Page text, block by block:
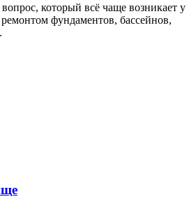
который всё чаще возникает у
ремонтом фундаментов, бассейнов,